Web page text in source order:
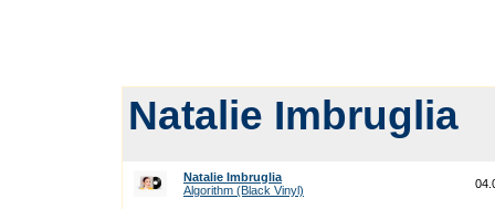
Natalie Imbruglia
Natalie Imbruglia
Algorithm (Black Vinyl)